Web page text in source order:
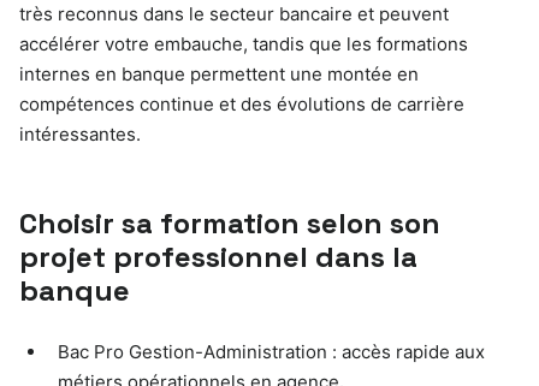
très reconnus dans le secteur bancaire et peuvent
accélérer votre embauche, tandis que les formations
internes en banque permettent une montée en
compétences continue et des évolutions de carrière
intéressantes.
Choisir sa formation selon son
projet professionnel dans la
banque
Bac Pro Gestion-Administration : accès rapide aux